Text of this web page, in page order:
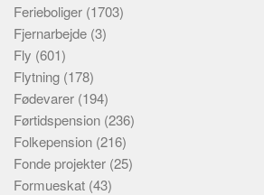
Ferieboliger (1703)
Fjernarbejde (3)
Fly (601)
Flytning (178)
Fødevarer (194)
Førtidspension (236)
Folkepension (216)
Fonde projekter (25)
Formueskat (43)